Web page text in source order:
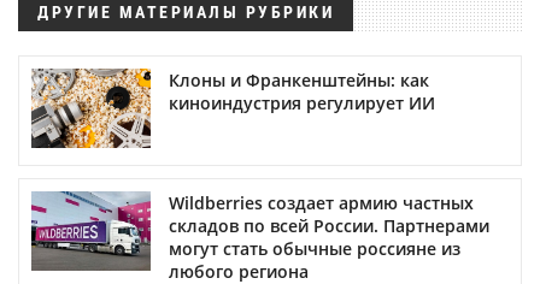
ДРУГИЕ МАТЕРИАЛЫ РУБРИКИ
Клоны и Франкенштейны: как
киноиндустрия регулирует ИИ
Wildberries создает армию частных
складов по всей России. Партнерами
могут стать обычные россияне из
любого региона